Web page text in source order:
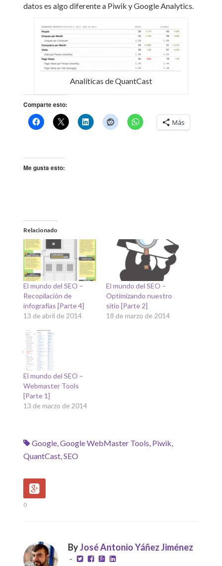
datos es algo diferente a Piwik y Google Analytics.
Analíticas de QuantCast
Comparte esto:
Más
Me gusta esto:
Relacionado
El mundo del SEO –
Recopilación de
infografías [Parte 4]
13 de abril de 2014
El mundo del SEO –
Optimizando nuestro
sitio [Parte 2]
18 de marzo de 2014
El mundo del SEO –
Webmaster Tools
[Parte 1]
13 de marzo de 2014
Google, Google WebMaster Tools Piwik
QuantCast, SEO
0
ByJosé Antonio Yáñez Jiménez
-